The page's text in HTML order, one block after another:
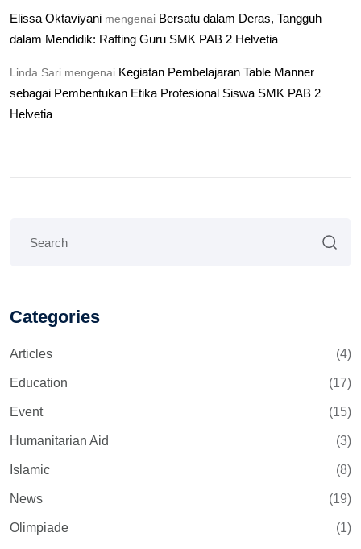
Elissa Oktaviyani mengenai Bersatu dalam Deras, Tangguh
dalam Mendidik: Rafting Guru SMK PAB 2 Helvetia
Linda Sari mengenai Kegiatan Pembelajaran Table Manner
sebagai Pembentukan Etika Profesional Siswa SMK PAB 2
Helvetia
Categories
Articles (4)
Education (17)
Event (15)
Humanitarian Aid (3)
Islamic (8)
News (19)
Olimpiade (1)